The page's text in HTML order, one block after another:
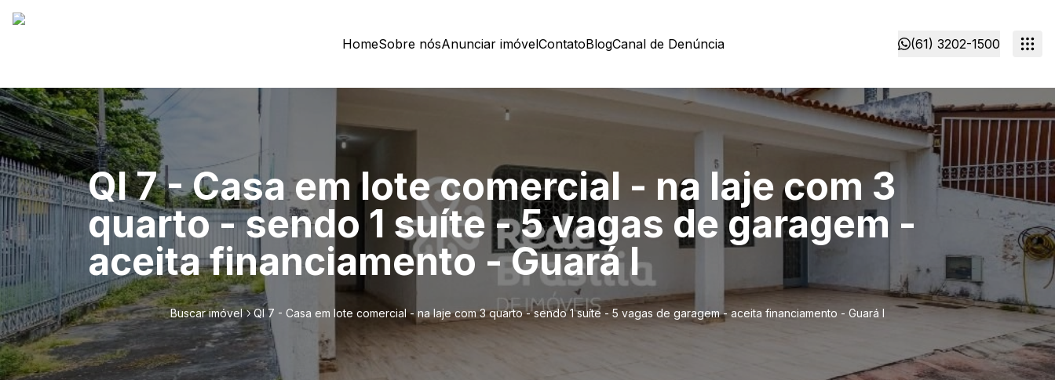
HomeSobre nósAnunciar imóvelContatoBlogCanal de Denúncia (61) 3202-1500
QI 7 - Casa em lote comercial - na laje com 3
quarto - sendo 1 suíte - 5 vagas de garagem -
aceita financiamento - Guará I
Buscar imóvel QI 7 - Casa em lote comercial - na laje com 3 quarto - sendo 1 suíte - 5 vagas de garagem - aceita financiamento - Guará I